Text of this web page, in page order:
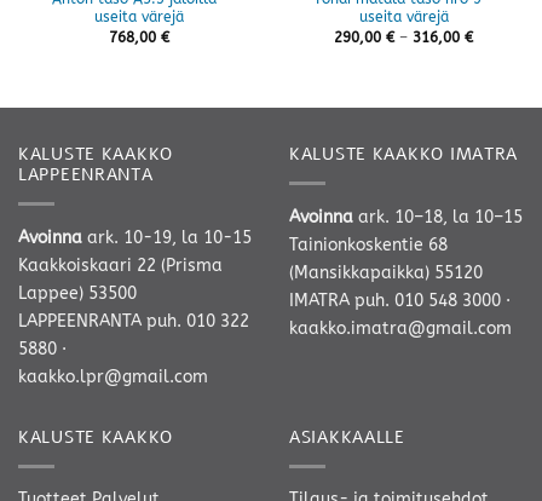
useita värejä
768,00 €
useita värejä
290,00 € – 316,00 €
KALUSTE KAAKKO
LAPPEENRANTA
Avoinna ark. 10-19, la 10-15
Kaakkoiskaari 22 (Prisma
Lappee) 53500
LAPPEENRANTA puh. 010 322
5880 ·
kaakko.lpr@gmail.com
KALUSTE KAAKKO IMATRA
Avoinna ark. 10–18, la 10–15
Tainionkoskentie 68
(Mansikkapaikka) 55120
IMATRA puh. 010 548 3000 ·
kaakko.imatra@gmail.com
KALUSTE KAAKKO ASIAKKAALLE